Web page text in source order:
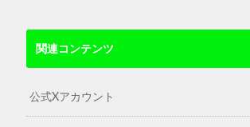
関連コンテンツ
公式Xアカウント